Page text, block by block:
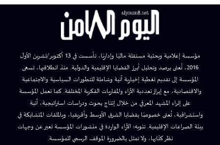
مؤسسة إعلامية وبحثية مستقلة ماليًا وإداريًا، تأسست في 13 أكتوبر/تشرين الأول
2016، تُعنى برصد وتحليل أبرز القضايا الإقليمية والدولية. منذ انطلاقتها، تسعى
المؤسسة إلى تقديم تغطية إخبارية آنية وشاملة للتطورات السياسية والاجتماعية
والاقتصادية، مع إبراز تعددية الآراء والمقاربات الفكرية المختلفة. كما تعمل المؤسسة
على إثراء المشهد المعرفي من خلال إنتاج بحوث ودراسات استراتيجية، آنية
واستشرافية، تُعنى خصوصًا بقضايا الشرق الأوسط وأفريقيا، وبالملفات المتشابكة في
بيئة الصراعات الإقليمية. تنويه: الآراء الواردة في منشورات المؤسسة تعبر عن وجهات
نظر كتّابها، ولا تمثل بالضرورة الموقف الرسمي للمؤسسة.